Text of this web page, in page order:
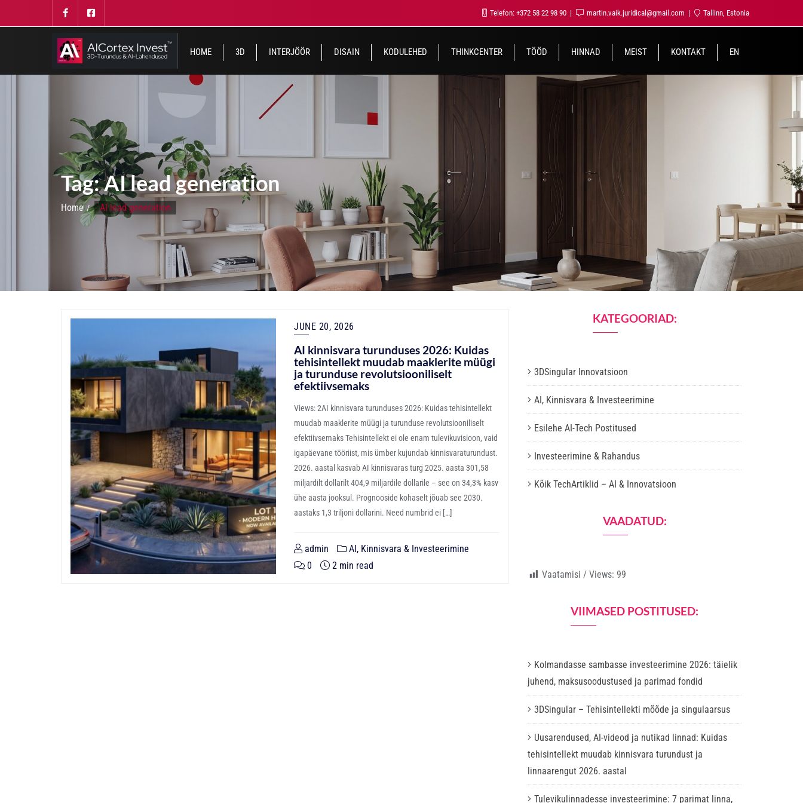
Telefon: +372 58 22 98 90 martin.vaik.juridical@gmail.com Tallinn, Estonia
HOME 3D INTERJÖÖR DISAIN KODULEHED THINKCENTER TÖÖD HINNAD MEIST KONTAKT EN
Tag:AI lead generation
Home AI lead generation
JUNE 20, 2026
AI kinnisvara turunduses 2026: Kuidas
tehisintellekt muudab maaklerite müügi
ja turunduse revolutsiooniliselt
efektiivsemaks
Views: 2AI kinnisvara turunduses 2026: Kuidas tehisintellekt
muudab maaklerite müügi ja turunduse revolutsiooniliselt
efektiivsemaks Tehisintellekt ei ole enam tulevikuvisioon, vaid
igapäevane tööriist, mis ümber kujundab kinnisvaraturundust.
2026. aastal kasvab AI kinnisvaras turg 2025. aasta 301,58
miljardilt dollarilt 404,9 miljardile dollarile – see on 34,3% kasv
ühe aasta jooksul. Prognooside kohaselt jõuab see 2030.
aastaks 1,3 triljoni dollarini. Need numbrid ei […]
admin
AI, Kinnisvara & Investeerimine
0
2 min read
KATEGOORIAD:
3DSingular Innovatsioon
AI, Kinnisvara & Investeerimine
Esilehe AI-Tech Postitused
Investeerimine & Rahandus
Kõik TechArtiklid – AI & Innovatsioon
VAADATUD:
Vaatamisi / Views: 99
VIIMASED POSTITUSED:
Kolmandasse sambasse investeerimine 2026: täielik
juhend, maksusoodustused ja parimad fondid
3DSingular – Tehisintellekti mõõde ja singulaarsus
Uusarendused, AI-videod ja nutikad linnad: Kuidas
tehisintellekt muudab kinnisvara turundust ja
linnaarengut 2026. aastal
Tulevikulinnadesse investeerimine: 7 parimat linna,